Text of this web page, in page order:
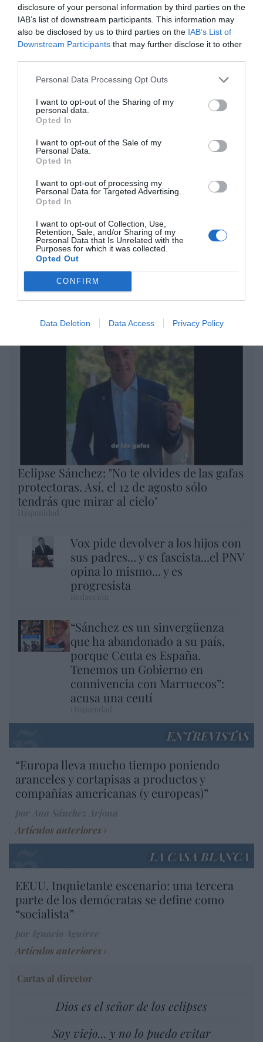
disclosure of your personal information by third parties on the
IAB’s list of downstream participants. This information may
also be disclosed by us to third parties on the IAB’s List of
Downstream Participants that may further disclose it to other
Personal Data Processing Opt Outs
I want to opt-out of the Sharing of my
personal data.
Opted In
I want to opt-out of the Sale of my
Personal Data.
Opted In
I want to opt-out of processing my
Personal Data for Targeted Advertising.
Opted In
I want to opt-out of Collection, Use,
Retention, Sale, and/or Sharing of my
Personal Data that Is Unrelated with the
Purposes for which it was collected.
Opted Out
CONFIRM
Data Deletion Data Access Privacy Policy
Nokia, Ericsson... Huawei: lo que importan
son las patentes
Eulogio López
Isabel Pantoja pierde dos pleitos
con Hacienda por 700.000
euros... suma y sigue
Eulogio López
El IBEX 35 cerró la sesión del
miércoles en los 20.057 puntos,
un nuevo récord
Eclipse Sánchez: "No te olvides de las gafas
protectoras. Así, el 12 de agosto sólo
tendrás que mirar al cielo"
Vox pide devolver a los hijos con
sus padres... y es fascista...el PNV
opina lo mismo... y es
progresista
“Sánchez es un sinvergüenza
que ha abandonado a su país,
porque Ceuta es España.
Tenemos un Gobierno en
connivencia con Marruecos”:
acusa una ceutí
ENTREVISTAS
“Europa lleva mucho tiempo poniendo
aranceles y cortapisas a productos y
compañías americanas (y europeas)”
Artículos anteriores
LA CASA BLANCA
EEUU. Inquietante escenario: una tercera
parte de los demócratas se define como
“socialista”
Artículos anteriores
Cartas al director
Dios es el señor de los eclipses
Soy viejo... y no lo puedo evitar